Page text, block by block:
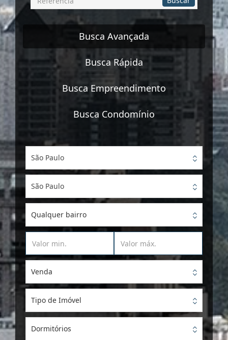
por
Referência
Busca Avançada
Busca Rápida
Busca Empreendimento
Busca Condomínio
São Paulo
São Paulo
Qualquer bairro
Venda
Tipo de Imóvel
Dormitórios